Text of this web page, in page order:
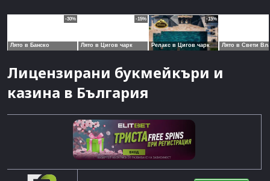
Лицензирани букмейкъри и
казина в България